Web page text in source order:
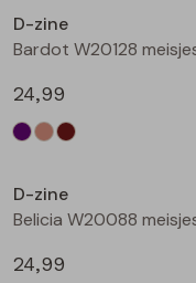
Blouses lange mouw
Sweatshirts
Bermuda's
Lange broek
Jackjes
Jassen
Lange broeken
Lange broeken
Leggings
D-zine
24,99
D-zine
24,99